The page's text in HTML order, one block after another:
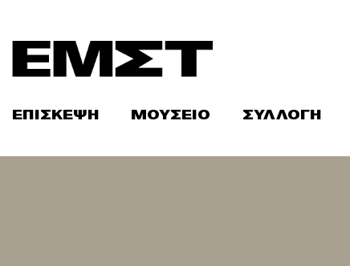
content
ΕΠΙΣΚΕΨΗ ΜΟΥΣΕΙΟ ΣΥΛΛΟΓΗ